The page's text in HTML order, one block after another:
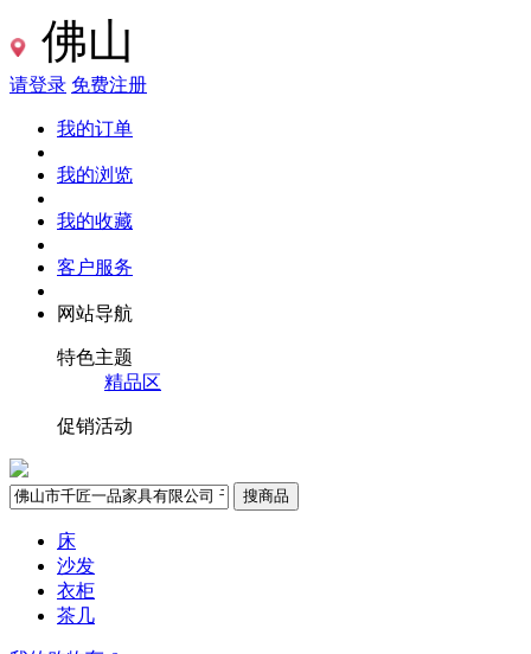
佛山
请登录 免费注册
我的订单
我的浏览
我的收藏
客户服务
网站导航
特色主题
精品区
促销活动
搜商品
床
沙发
衣柜
茶几